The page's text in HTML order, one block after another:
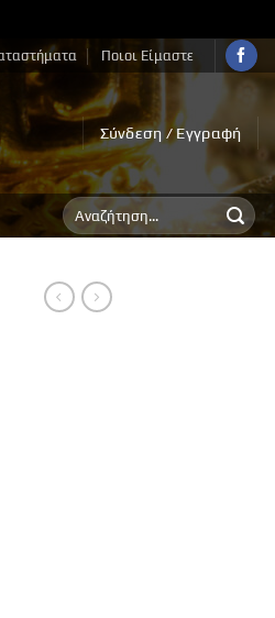
Ποιοι Είμαστε
Σύνδεση / Εγγραφή
Αναζήτηση
για: